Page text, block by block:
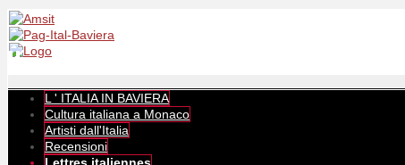
L ' ITALIA IN BAVIERA
Cultura italiana a Monaco
Artisti dall'Italia
Recensioni